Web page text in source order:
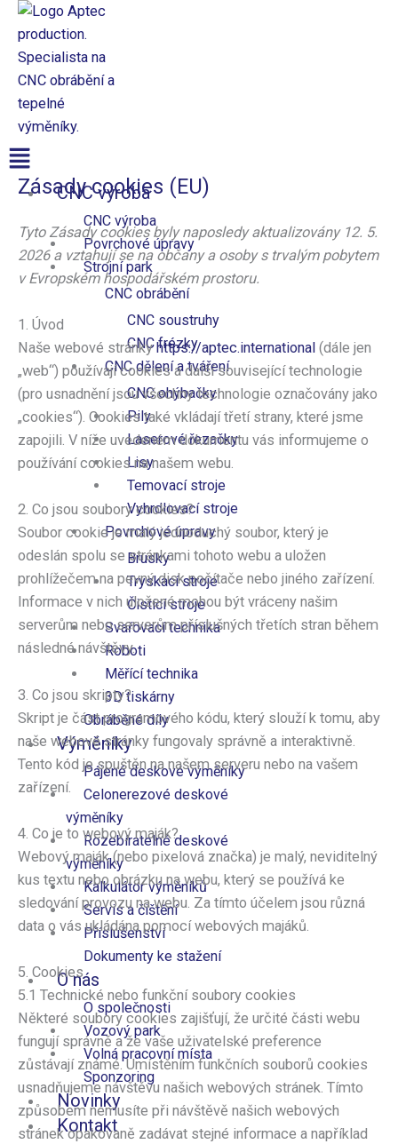
Přeskočit
obsah
Aptec production
Nabídka
CNC výroba
CNC výroba
Povrchové úpravy
Strojní park
CNC obrábění
CNC soustruhy
CNC frézky
CNC dělení a tváření
CNC ohýbačky
Pily
Laserové řezačky
Lisy
Temovací stroje
Vyhrdlovací stroje
Povrchové úpravy
Brusky
Tryskací stroje
Čistící stroje
Svařovací technika
Roboti
Měřící technika
3D tiskárny
Obráběné díly
Výměníky
Pájené deskové výměníky
Celonerezové deskové​
výměníky
Rozebíratelné deskové
výměníky
Kalkulátor výměníků
Servis a čištění
Příslušenství
Dokumenty ke stažení
O nás
O společnosti
Vozový park
Volná pracovní místa
Sponzoring
Novinky
Kontakt
Zásady cookies (EU)
Tyto Zásady cookies byly naposledy aktualizovány 12. 5.
2026 a vztahují se na občany a osoby s trvalým pobytem
v Evropském hospodářském prostoru.
1. Úvod
Naše webové stránky https://aptec.international (dále jen
„web“) používají cookies a další související technologie
(pro usnadnění jsou všechny technologie označovány jako
„cookies“). Cookies také vkládají třetí strany, které jsme
zapojili. V níže uvedeném dokumentu vás informujeme o
používání cookies na našem webu.
2. Co jsou soubory cookies?
Soubor cookie je malý jednoduchý soubor, který je
odeslán spolu se stránkami tohoto webu a uložen
prohlížečem na pevný disk počítače nebo jiného zařízení.
Informace v nich uložené mohou být vráceny našim
serverům nebo serverům příslušných třetích stran během
následné návštěvy.
3. Co jsou skripty?
Skript je část programového kódu, který slouží k tomu, aby
naše webové stránky fungovaly správně a interaktivně.
Tento kód je spuštěn na našem serveru nebo na vašem
zařízení.
4. Co je to webový maják?
Webový maják (nebo pixelová značka) je malý, neviditelný
kus textu nebo obrázku na webu, který se používá ke
sledování provozu na webu. Za tímto účelem jsou různá
data o vás ukládána pomocí webových majáků.
5. Cookies
5.1 Technické nebo funkční soubory cookies
Některé soubory cookies zajišťují, že určité části webu
fungují správně a že vaše uživatelské preference
zůstávají známé. Umístěním funkčních souborů cookies
usnadňujeme návštěvu našich webových stránek. Tímto
způsobem nemusíte při návštěvě našich webových
stránek opakovaně zadávat stejné informace a například
Consent
to
service
woocommerce
Consent
to
service
facebook
Consent
to
service
wordpress
Consent
to
service
elementor
Consent
to
service
google-
Consent
to
service
complianz
Consent
to
service
sourcebuster-
Consent
to
service
wordfence
Consent
to
service
google-
Consent
to
service
google-
Consent
to
service
youtube
Consent
to
service
linkedin
Consent
to
service
google-
Consent
to
service
ostatní